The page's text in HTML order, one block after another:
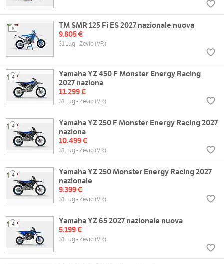
8
TM SMR 125 Fi ES 2027 nazionale nuova
9.805 €
31 Lug - Zevio (VR)
4
Yamaha YZ 450 F Monster Energy Racing
2027 naziona
11.299 €
31 Lug - Zevio (VR)
4
Yamaha YZ 250 F Monster Energy Racing 2027
naziona
10.499 €
31 Lug - Zevio (VR)
4
Yamaha YZ 250 Monster Energy Racing 2027
nazionale
9.399 €
31 Lug - Zevio (VR)
4
Yamaha YZ 65 2027 nazionale nuova
5.199 €
31 Lug - Zevio (VR)